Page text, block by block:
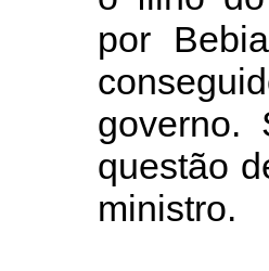
por
governo.
questão
ministro.